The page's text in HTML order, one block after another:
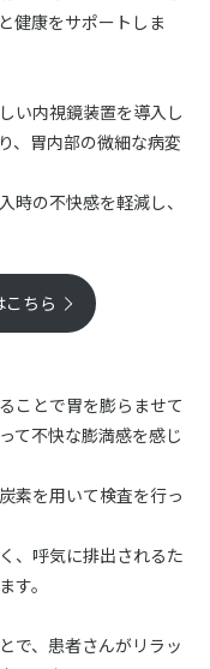
健康をサポートしま
い内視鏡装置を導入し
、胃内部の微細な病変
時の不快感を軽減し、
ちら
ことで胃を膨らませて
て不快な膨満感を感じ
素を用いて検査を行っ
、呼気に排出されるた
す。
で、患者さんがリラッ